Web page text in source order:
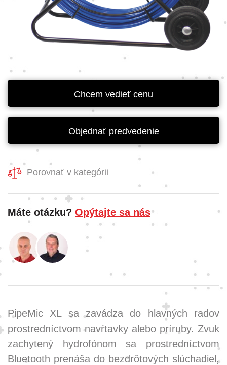
Chcem vedieť cenu
Objednať predvedenie
Porovnať v kategórii
Máte otázku? Opýtajte sa nás
PipeMic XL sa zavádza do hlavných radov
prostredníctvom navŕtavky alebo príruby. Zvuk
zachytený hydrofónom sa prostredníctvom
Bluetooth prenáša do bezdrôtových slúchadiel,